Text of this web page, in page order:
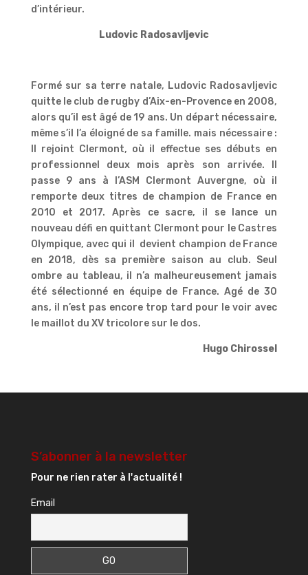
d’intérieur.
Ludovic Radosavljevic
Formé sur sa terre natale, Ludovic Radosavljevic
quitte le club de rugby d’Aix-en-Provence en 2008,
alors qu’il est âgé de 19 ans. Un départ nécessaire,
même s’il l’a éloigné de sa famille. mais nécessaire :
Il rejoint Clermont, où il effectue ses débuts en
professionnel deux mois après son arrivée. Il
passe 9 ans à l’ASM Clermont Auvergne, où il
remporte deux titres de champion de France en
2010 et 2017. Après ce sacre, il se lance un
nouveau défi en quittant Clermont pour le Castres
Olympique, avec qui il devient champion de France
en 2018, dès sa première saison au club. Seul
ombre au tableau, il n’a malheureusement jamais
été sélectionné en équipe de France. Agé de 30
ans, il n’est pas encore trop tard pour le voir avec
le maillot du XV tricolore sur le dos.
Hugo Chirossel
S’abonner à la newsletter
Pour ne rien rater à l'actualité !
Email